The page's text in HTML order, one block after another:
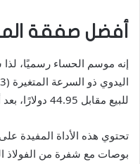
أفضل صفقة
إنه موسم الحساء رسميًا،
للبيع مقابل 44.95 دولارًا، بعد أن كان 59.99 دولارًا.
بوصات مع شفرة من الفولاذ